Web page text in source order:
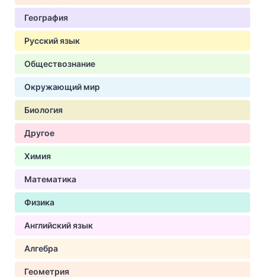
География
Русский язык
Обществознание
Окружающий мир
Биология
Другое
Химия
Математика
Физика
Английский язык
Алгебра
Геометрия